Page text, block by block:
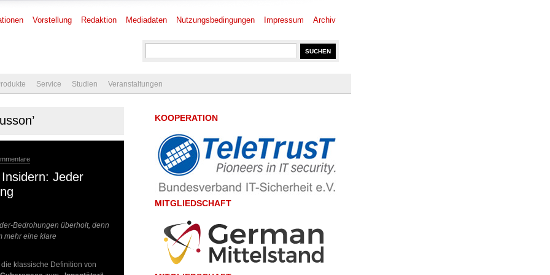
Vorstellung Redaktion Mediadaten Nutzungsbedingungen Impressum Archiv
Service Studien Veranstaltungen
Jeder
Bedrohungen überholt, denn
mehr eine klare
klassische Definition von
KOOPERATION
MITGLIEDSCHAFT